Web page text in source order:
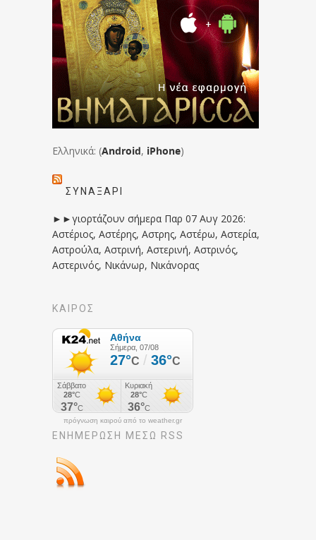
Ελληνικά: (Android, iPhone)
ΣΥΝΑΞΆΡΙ
►►γιορτάζουν σήμερα Παρ 07 Αυγ 2026:
Αστέριος, Αστέρης, Αστρης, Αστέρω, Αστερία,
Αστρούλα, Αστρινή, Αστερινή, Αστρινός,
Αστερινός, Νικάνωρ, Νικάνορας
ΚΑΙΡΟΣ
πρόγνωση καιρού από το weather.gr
ΕΝΗΜΈΡΩΣΉ ΜΕΣΩ RSS